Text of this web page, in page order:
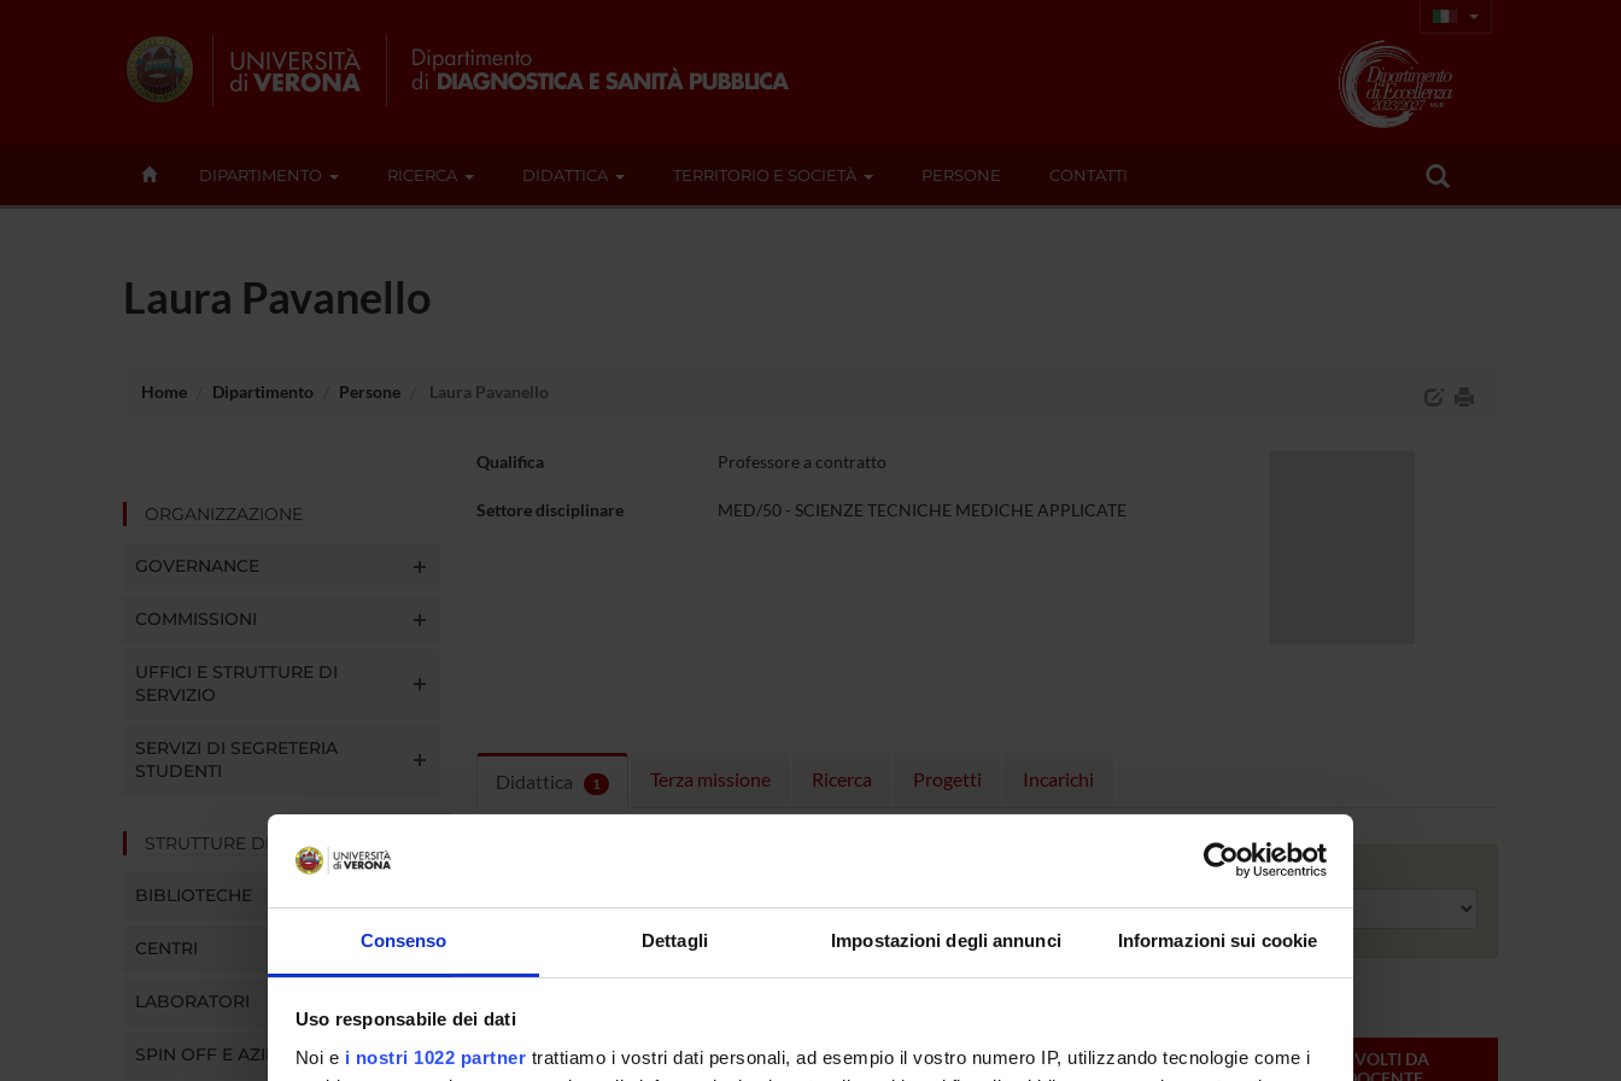
Consenso Dettagli Impostazioni degli annunci Informazioni sui cookie
Uso responsabile dei dati
Noi e i nostri 1022 partner trattiamo i vostri dati personali, ad esempio il vostro numero IP, utilizzando tecnologie come i
DIPARTIMENTO RICERCA DIDATTICA TERRITORIO E SOCIETÀ PERSONE CONTATTI
Laura Pavanello
Home Dipartimento Persone Laura Pavanello
ORGANIZZAZIONE
GOVERNANCE
COMMISSIONI
UFFICI E STRUTTURE DI
SERVIZIO
SERVIZI DI SEGRETERIA
STUDENTI
STRUTTURE DEL DIPARTIMENTO
BIBLIOTECHE
CENTRI
LABORATORI
SPIN OFF E AZIENDE
Qualifica Professore a contratto
Settore disciplinare MED/50 - SCIENZE TECNICHE MEDICHE APPLICATE
Didattica 1 Terza missione Ricerca Progetti Incarichi
Insegnamenti attivi nel periodo selezionato:1.
Clicca sull'insegnamento per vedere orari e dettagli del corso.
Anno accademico
CORSO NOME
CREDITI
ONLINE
CREDITI
MODULI SVOLTI DA